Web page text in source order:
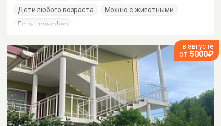
Дети любого возраста
Можно с животными
Есть трансфер
в августе
от 5000₽